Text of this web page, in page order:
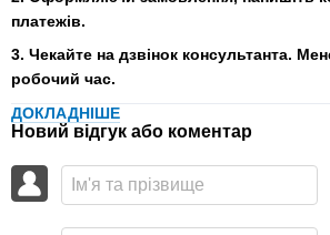
платежів.
3. Чекайте на дзвінок консультанта.
робочий час.
ДОКЛАДНІШЕ
Новий відгук або коментар